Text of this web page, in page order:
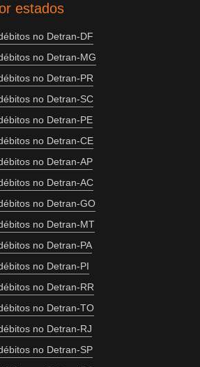
estados
no Detran-DF
no Detran-MG
no Detran-PR
no Detran-SC
no Detran-PE
no Detran-CE
no Detran-AP
no Detran-AC
no Detran-GO
no Detran-MT
no Detran-PA
no Detran-PI
no Detran-RR
no Detran-TO
no Detran-RJ
no Detran-SP